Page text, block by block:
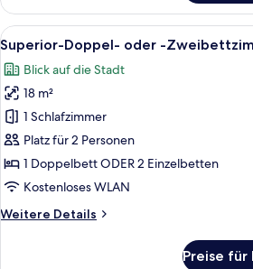
Doppel-
oder
-
Zweibettzimmer
Alle
Fotos
für
Superior-
Doppel-
oder
-
Zweibettzimmer
Ein
10
Superior-Doppel- oder -
Blick auf die Stadt
18 m²
1 Schlafzimmer
Platz für 2 Personen
1 Doppelbett ODER 2 Einzelbetten
Kostenloses WLAN
Weitere Details
Weitere
Preise für